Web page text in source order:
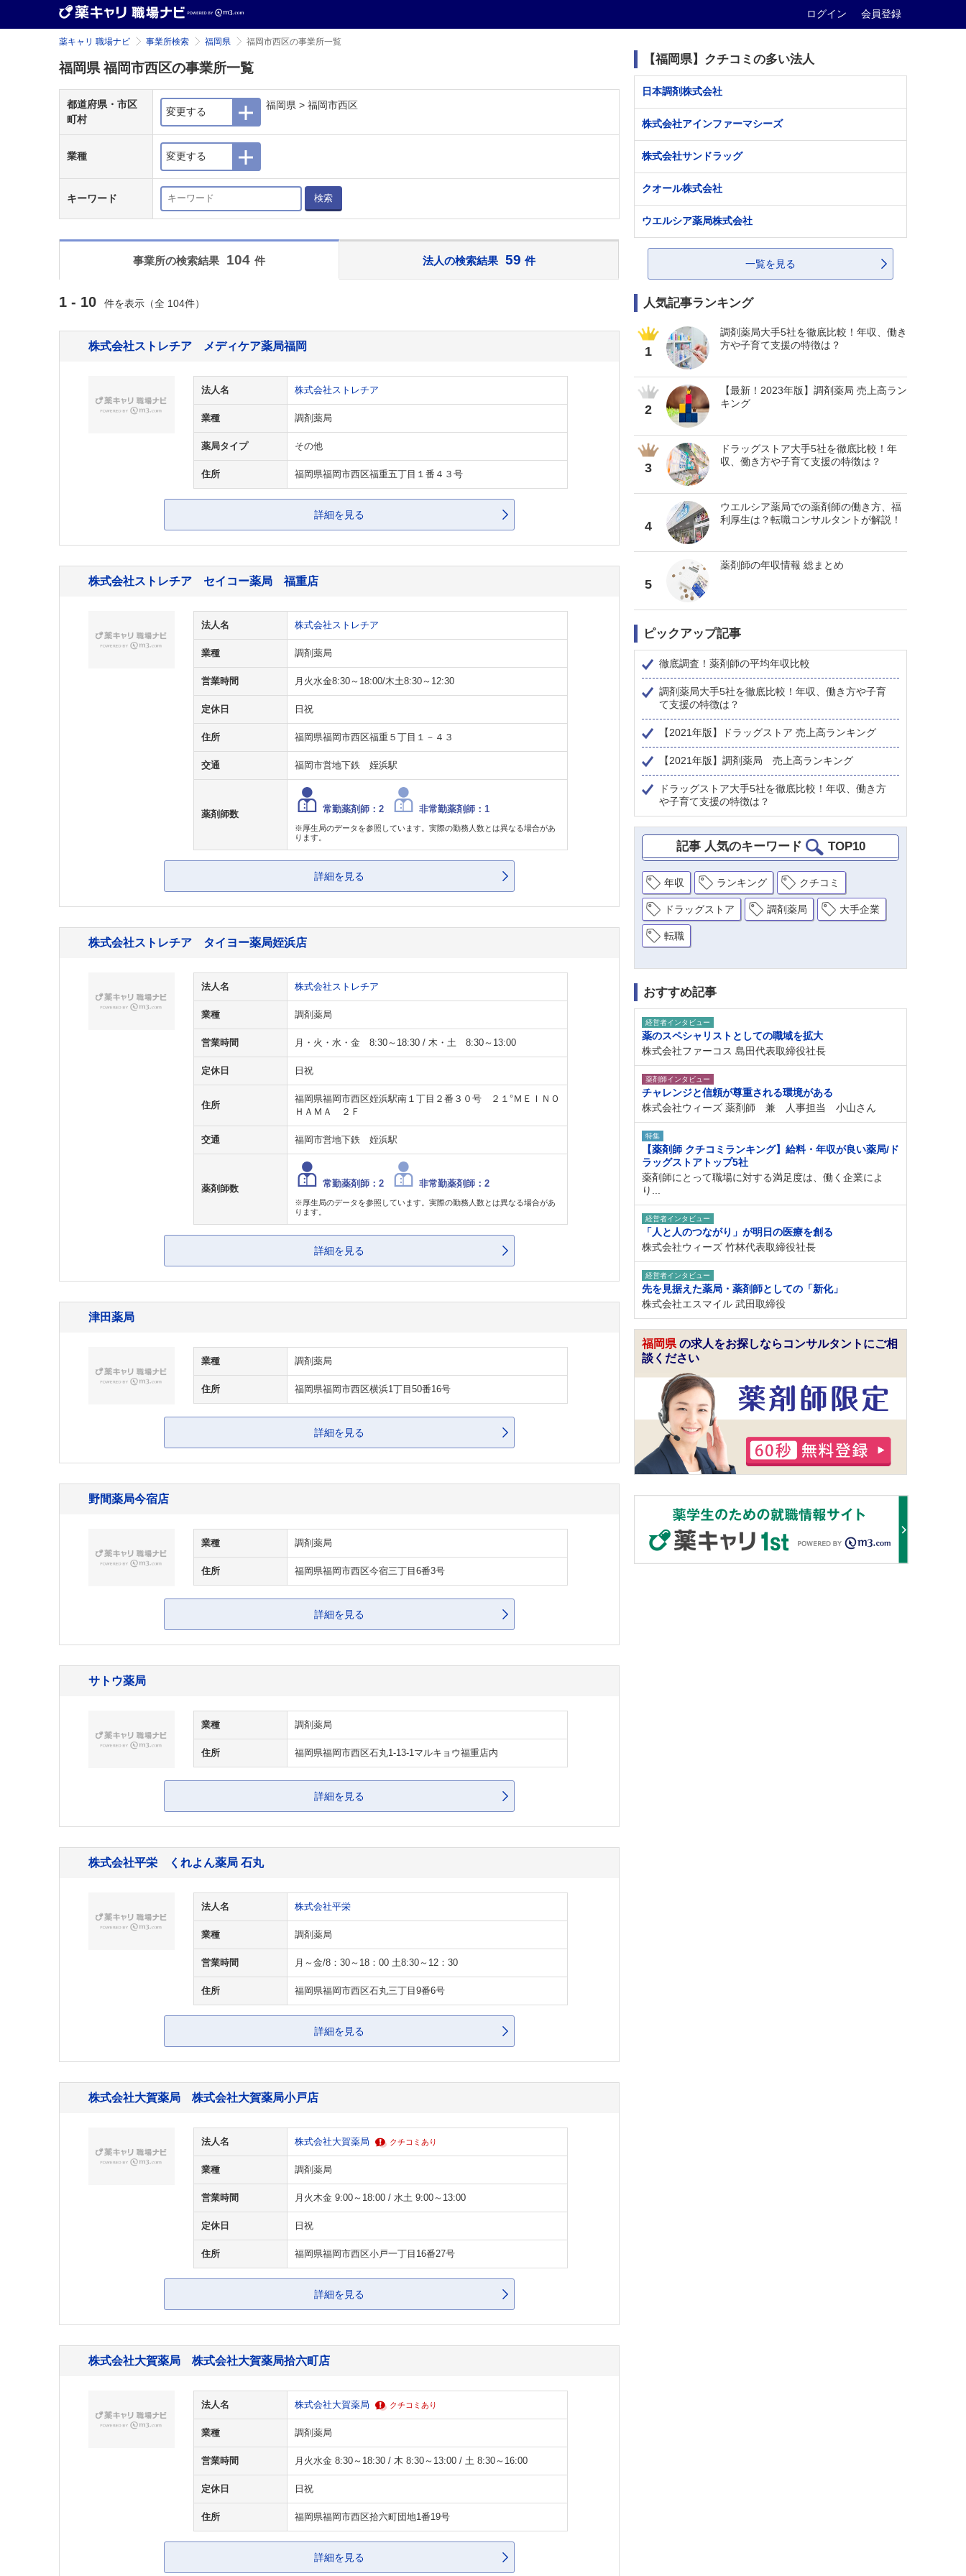
ログイン 会員登録
薬キャリ 職場ナビ 事業所検索 福岡県 福岡市西区の事業所一覧
福岡県 福岡市西区の事業所一覧
都道府県・市区
町村
変更する
福岡県 > 福岡市西区
業種 変更する
キーワード 検索
事業所の検索結果 104 件 法人の検索結果 59 件
1 - 10 件を表示（全 104件）
株式会社ストレチア メディケア薬局福岡
法人名 株式会社ストレチア
業種 調剤薬局
薬局タイプ その他
住所 福岡県福岡市西区福重五丁目１番４３号
詳細を見る
株式会社ストレチア セイコー薬局 福重店
法人名 株式会社ストレチア
業種 調剤薬局
営業時間 月火水金8:30～18:00/木土8:30～12:30
定休日 日祝
住所 福岡県福岡市西区福重５丁目１－４３
交通 福岡市営地下鉄 姪浜駅
薬剤師数 常勤薬剤師：2 非常勤薬剤師：1
※厚生局のデータを参照しています。実際の勤務人数とは異なる場合があ
ります。
詳細を見る
株式会社ストレチア タイヨー薬局姪浜店
法人名 株式会社ストレチア
業種 調剤薬局
営業時間 月・火・水・金 8:30～18:30 / 木・土 8:30～13:00
定休日 日祝
住所
福岡県福岡市西区姪浜駅南１丁目２番３０号 ２１°ＭＥＩＮＯ
ＨＡＭＡ ２Ｆ
交通 福岡市営地下鉄 姪浜駅
薬剤師数 常勤薬剤師：2 非常勤薬剤師：2
※厚生局のデータを参照しています。実際の勤務人数とは異なる場合があ
ります。
詳細を見る
津田薬局
業種 調剤薬局
住所 福岡県福岡市西区横浜1丁目50番16号
詳細を見る
野間薬局今宿店
業種 調剤薬局
住所 福岡県福岡市西区今宿三丁目6番3号
詳細を見る
サトウ薬局
業種 調剤薬局
住所 福岡県福岡市西区石丸1-13-1マルキョウ福重店内
詳細を見る
株式会社平栄 くれよん薬局 石丸
法人名 株式会社平栄
業種 調剤薬局
営業時間 月～金/8：30～18：00 土8:30～12：30
住所 福岡県福岡市西区石丸三丁目9番6号
詳細を見る
株式会社大賀薬局 株式会社大賀薬局小戸店
法人名 株式会社大賀薬局 クチコミあり
業種 調剤薬局
営業時間 月火木金 9:00～18:00 / 水土 9:00～13:00
定休日 日祝
住所 福岡県福岡市西区小戸一丁目16番27号
詳細を見る
株式会社大賀薬局 株式会社大賀薬局拾六町店
法人名 株式会社大賀薬局 クチコミあり
業種 調剤薬局
営業時間 月火水金 8:30～18:30 / 木 8:30～13:00 / 土 8:30～16:00
定休日 日祝
住所 福岡県福岡市西区拾六町団地1番19号
詳細を見る
【福岡県】クチコミの多い法人
日本調剤株式会社
株式会社アインファーマシーズ
株式会社サンドラッグ
クオール株式会社
ウエルシア薬局株式会社
一覧を見る
人気記事ランキング
1
調剤薬局大手5社を徹底比較！年収、働き
方や子育て支援の特徴は？
2
【最新！2023年版】調剤薬局 売上高ラン
キング
3
ドラッグストア大手5社を徹底比較！年
収、働き方や子育て支援の特徴は？
4
ウエルシア薬局での薬剤師の働き方、福
利厚生は？転職コンサルタントが解説！
5
薬剤師の年収情報 総まとめ
ピックアップ記事
徹底調査！薬剤師の平均年収比較
調剤薬局大手5社を徹底比較！年収、働き方や子育
て支援の特徴は？
【2021年版】ドラッグストア 売上高ランキング
【2021年版】調剤薬局 売上高ランキング
ドラッグストア大手5社を徹底比較！年収、働き方
や子育て支援の特徴は？
記事 人気のキーワード TOP10
年収 ランキング クチコミ
ドラッグストア 調剤薬局 大手企業
転職
おすすめ記事
経営者インタビュー
薬のスペシャリストとしての職域を拡大
株式会社ファーコス 島田代表取締役社長
薬剤師インタビュー
チャレンジと信頼が尊重される環境がある
株式会社ウィーズ 薬剤師 兼 人事担当 小山さん
特集
【薬剤師 クチコミランキング】給料・年収が良い薬局/ド
ラッグストアトップ5社
薬剤師にとって職場に対する満足度は、働く企業によ
り...
経営者インタビュー
「人と人のつながり」が明日の医療を創る
株式会社ウィーズ 竹林代表取締役社長
経営者インタビュー
先を見据えた薬局・薬剤師としての「新化」
株式会社エスマイル 武田取締役
福岡県 の求人をお探しならコンサルタントにご相
談ください